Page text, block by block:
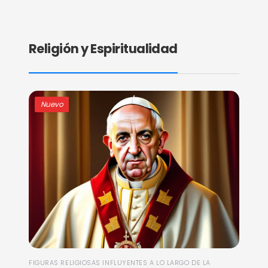
Religión y Espiritualidad
Nuevo
FIGURAS RELIGIOSAS INFLUYENTES A LO LARGO DE LA